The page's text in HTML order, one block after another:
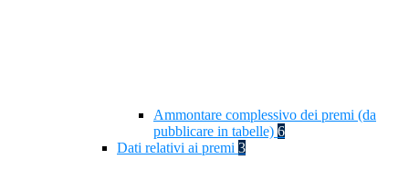
Ammontare complessivo dei premi (da
pubblicare in tabelle) 6
Dati relativi ai premi 3